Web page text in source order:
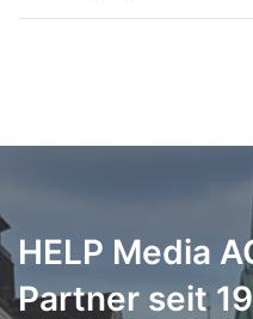
HELP Media
Partner seit